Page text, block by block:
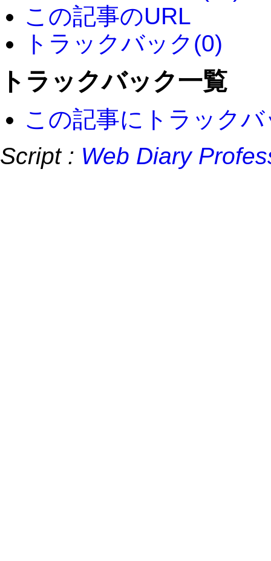
この記事のURL
トラックバック(0)
トラックバック一覧
この記事にトラック
Script : Web Diary